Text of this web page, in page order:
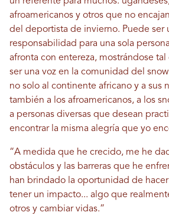
afroamericanos y otros que no
del deportista de invierno. Puede ser
responsabilidad para una sola
afronta con entereza, mostrándose
ser una voz en la comunidad del
no solo al continente africano y a sus
también a los afroamericanos, a los
a personas diversas que desean
encontrar la misma alegría que yo
“A medida que he crecido, me he
obstáculos y las barreras que he
han brindado la oportunidad de
tener un impacto... algo que
otros y cambiar vidas.”